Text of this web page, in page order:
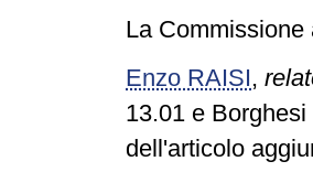
La Commissione
Enzo RAISI,
13.01 e
dell'articolo